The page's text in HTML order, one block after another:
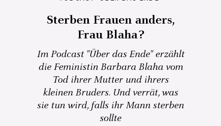
Sterben Frauen anders,
Frau Blaha?
Im Podcast "Über das Ende" erzählt
die Feministin Barbara Blaha vom
Tod ihrer Mutter und ihrers
kleinen Bruders. Und verrät, was
sie tun wird, falls ihr Mann sterben
sollte